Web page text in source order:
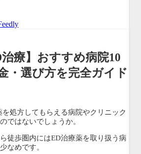
治療】おすすめ病院10
・選び方を完全ガイド
処方してもらえる病院やクリニック
ではないでしょうか。
徒歩圏内にはED治療薬を取り扱う病
なめです。